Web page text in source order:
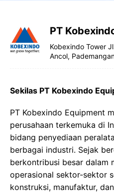
PT
Kobexindo Tower
Ancol,
Sekilas PT Kobexindo
PT Kobexindo Equipment
perusahaan terkemuka di
bidang penyediaan
berbagai industri. Sejak
berkontribusi besar dalam
operasional sektor-sektor
konstruksi, manufaktur,